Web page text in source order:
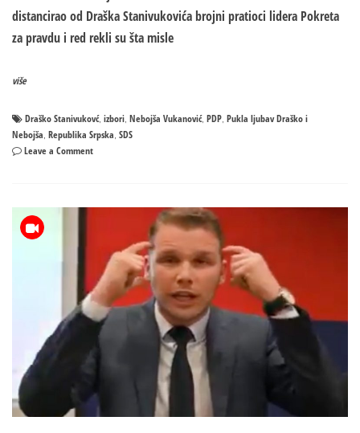
distancirao od Draška Stanivukovića brojni pratioci lidera Pokreta
za pravdu i red rekli su šta misle
više
Draško Stanivukovć, izbori, Nebojša Vukanović, PDP, Pukla ljubav Draško i
Nebojša, Republika Srpska, SDS
Leave a Commenton
Drašku
Stanivukoviću